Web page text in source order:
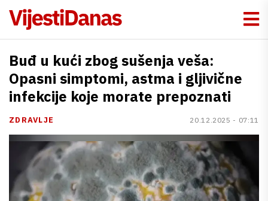
Buđ u kući zbog sušenja veša:
Opasni simptomi, astma i gljivične
infekcije koje morate prepoznati
ZDRAVLJE 20.12.2025 - 07:11